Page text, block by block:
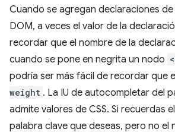
Cuando se agregan declaraciones
DOM, a veces el valor de la
recordar que el nombre de la
cuando se pone en negrita un nodo
podría ser más fácil de recordar que
weight . La IU de autocompletar del
admite valores de CSS. Si recuerdas
palabra clave que deseas, pero no el